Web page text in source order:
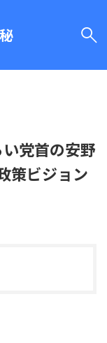
党首の安野
策ビジョン